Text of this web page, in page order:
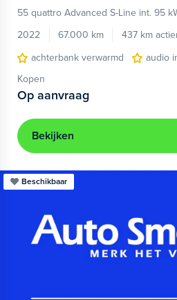
55 quattro Advanced S-Line int. 95
2022
67.000 km 437 km
achterbank verwarmd
audio
Kopen
Op aanvraag
Bekijken
Beschikbaar